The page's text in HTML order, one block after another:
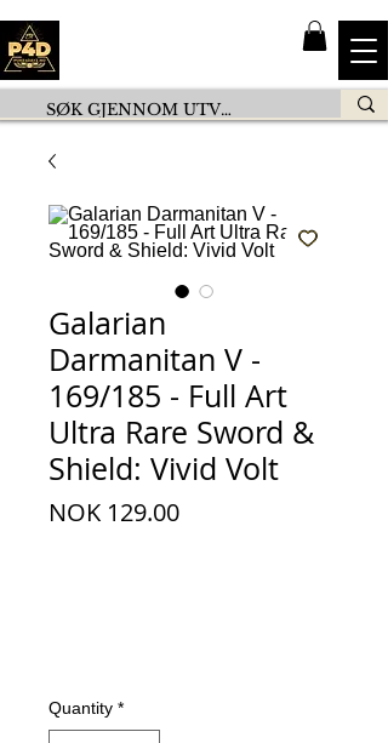
Galarian
Darmanitan V -
169/185 - Full Art
Ultra Rare Sword &
Shield: Vivid Volt
NOK 129.00Price
Quantity *